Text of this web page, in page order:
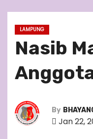
LAMPUNG
Nasib
By
Jan 22,